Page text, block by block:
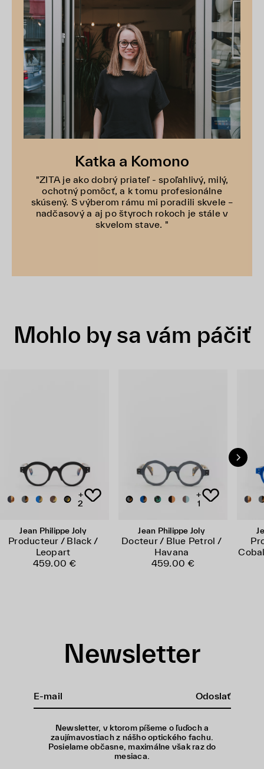
Katka a Komono
"ZITA je ako dobrý priateľ - spoľahlivý, milý,
ochotný pomôcť, a k tomu profesionálne
skúsený. S výberom rámu mi poradili skvele –
nadčasový a aj po štyroch rokoch je stále v
skvelom stave. "
Mohlo by sa vám páčiť
+
2
Jean Philippe Joly
Producteur / Black /
Leopart
459.00 €
+
1
Jean Philippe Joly
Docteur / Blue Petrol /
Havana
459.00 €
Newsletter
Odoslať
Newsletter, v ktorom píšeme o ľuďoch a
zaujímavostiach z nášho optického fachu.
Posielame občasne, maximálne však raz do
mesiaca.